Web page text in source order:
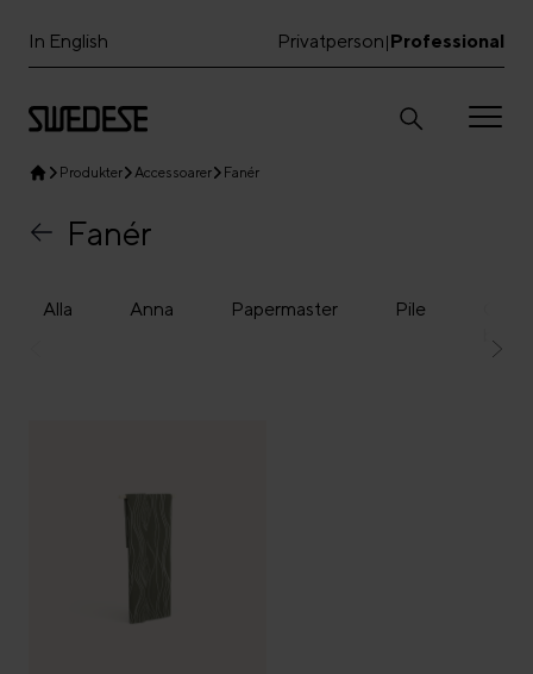
In English Professional
|
Privatperson
Produkter Accessoarer Fanér
Fanér
Alla Anna Papermaster Pile
bricka